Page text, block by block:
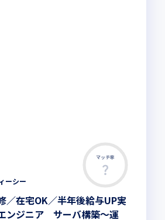
マッチ率
ーシー
／在宅OK／半年後給与UP実
ンジニア サーバ構築～運